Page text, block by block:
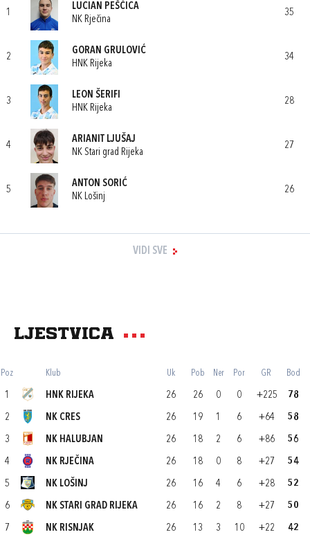
1
LUCIAN PEŠĆICA
NK Rječina
35
2
GORAN GRULOVIĆ
HNK Rijeka
34
3
LEON ŠERIFI
HNK Rijeka
28
4
ARIANIT LJUŠAJ
NK Stari grad Rijeka
27
5
ANTON SORIĆ
NK Lošinj
26
VIDI SVE
Ljestvica
Poz Klub Uk Pob Ner Por GR Bod
1 HNK RIJEKA 26 26 0 0 +225 78
2 NK CRES 26 19 1 6 +64 58
3 NK HALUBJAN 26 18 2 6 +86 56
4 NK RJEČINA 26 18 0 8 +27 54
5 NK LOŠINJ 26 16 4 6 +28 52
6 NK STARI GRAD RIJEKA 26 16 2 8 +27 50
7 NK RISNJAK 26 13 3 10 +22 42